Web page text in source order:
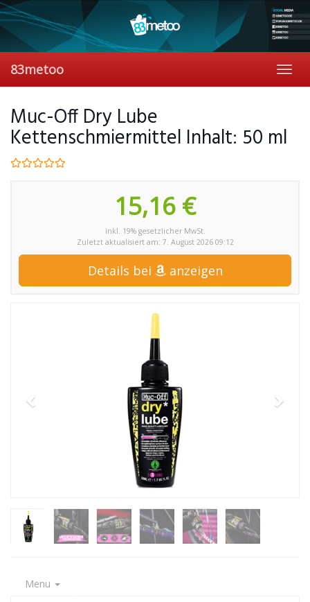
Skip
to
content
83metoo
Muc-Off Dry Lube
Kettenschmiermittel Inhalt: 50 ml
15,16 €
inkl. 19% gesetzlicher MwSt.
Zuletzt aktualisiert am: 7. August 2026 09:12
Details bei anzeigen
Menu